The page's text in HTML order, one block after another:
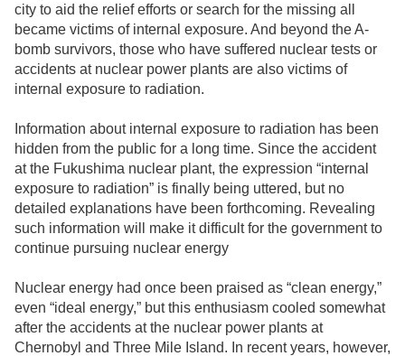
city to aid the relief efforts or search for the missing all
became victims of internal exposure. And beyond the A-
bomb survivors, those who have suffered nuclear tests or
accidents at nuclear power plants are also victims of
internal exposure to radiation.
Information about internal exposure to radiation has been
hidden from the public for a long time. Since the accident
at the Fukushima nuclear plant, the expression “internal
exposure to radiation” is finally being uttered, but no
detailed explanations have been forthcoming. Revealing
such information will make it difficult for the government to
continue pursuing nuclear energy
Nuclear energy had once been praised as “clean energy,”
even “ideal energy,” but this enthusiasm cooled somewhat
after the accidents at the nuclear power plants at
Chernobyl and Three Mile Island. In recent years, however,